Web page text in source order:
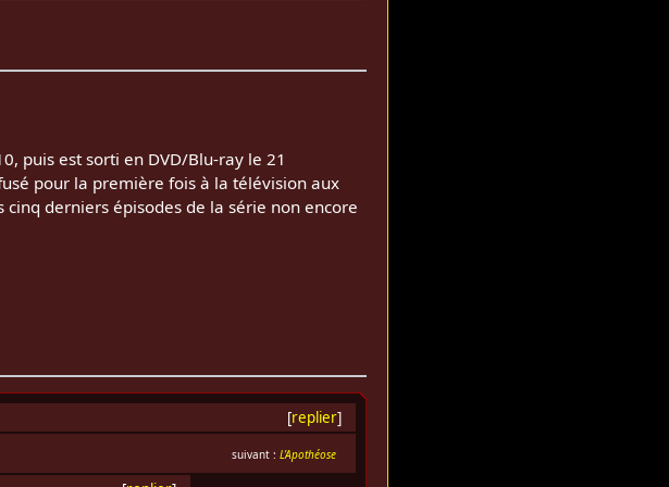
puis est sorti en DVD/Blu-ray le 21
pour la première fois à la télévision aux
derniers épisodes de la série non encore
[replier]
suivant : L’Apothéose